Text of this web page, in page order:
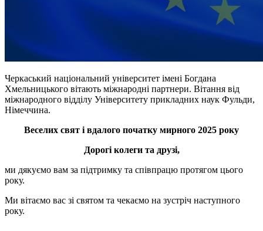
Черкаський національний університет імені Богдана
Хмельницького вітають міжнародні партнери. Вітання від
міжнародного відділу Університету прикладних наук Фульди,
Німеччина.
Веселих свят і вдалого початку мирного 2025 року
Дорогі колеги та друзі,
ми дякуємо вам за підтримку та співпрацю протягом цього
року.
Ми вітаємо вас зі святом та чекаємо на зустріч наступного
року.